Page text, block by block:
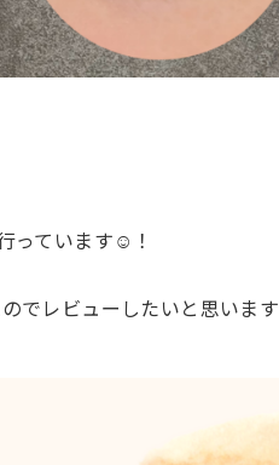
っています☺️！
でレビューしたいと思います